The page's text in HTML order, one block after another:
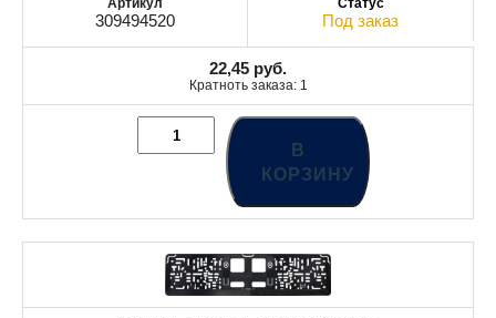
309494520 Под заказ
22,45 руб.
Кратноть заказа: 1
В
КОРЗИНУ